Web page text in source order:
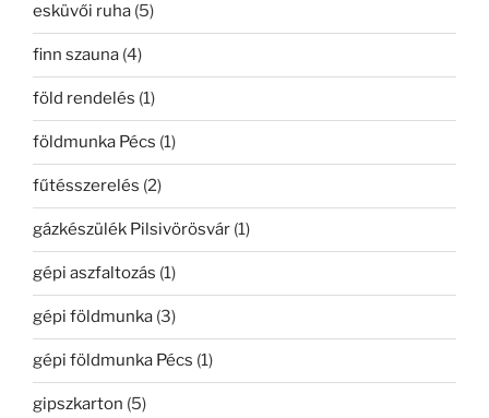
esküvői ruha (5)
finn szauna (4)
föld rendelés (1)
földmunka Pécs (1)
fűtésszerelés (2)
gázkészülék Pilsivörösvár (1)
gépi aszfaltozás (1)
gépi földmunka (3)
gépi földmunka Pécs (1)
gipszkarton (5)